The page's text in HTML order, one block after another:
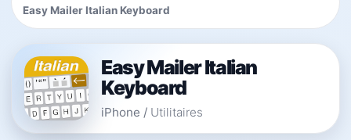
Easy Mailer Italian Keyboard
Easy Mailer Italian
Keyboard
iPhone / Utilitaires